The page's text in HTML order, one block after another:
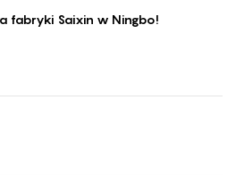
fabryki Saixin w Ningbo!